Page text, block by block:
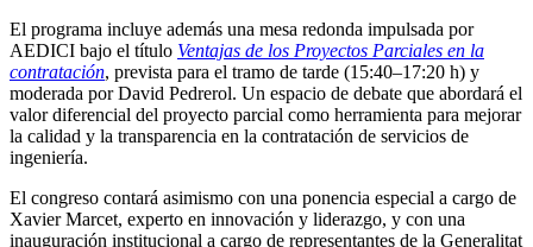
El programa incluye además una mesa redonda impulsada por
AEDICI bajo el título Ventajas de los Proyectos Parciales en la
contratación, prevista para el tramo de tarde (15:40–17:20 h) y
moderada por David Pedrerol. Un espacio de debate que abordará el
valor diferencial del proyecto parcial como herramienta para mejorar
la calidad y la transparencia en la contratación de servicios de
ingeniería.
El congreso contará asimismo con una ponencia especial a cargo de
Xavier Marcet, experto en innovación y liderazgo, y con una
inauguración institucional a cargo de representantes de la Generalitat